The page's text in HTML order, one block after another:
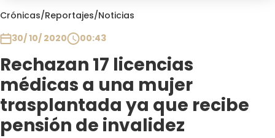
Crónicas/Reportajes/Noticias
30/ 10/ 2020
00:43
Rechazan 17 licencias
médicas a una mujer
trasplantada ya que recibe
pensión de invalidez
Club De La Comedia
Plan Perfecto
El Tiempo
Sabingo
Todos Los Programas